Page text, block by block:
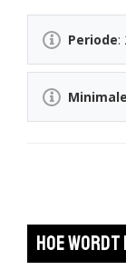
Periode:
Hoe wordt